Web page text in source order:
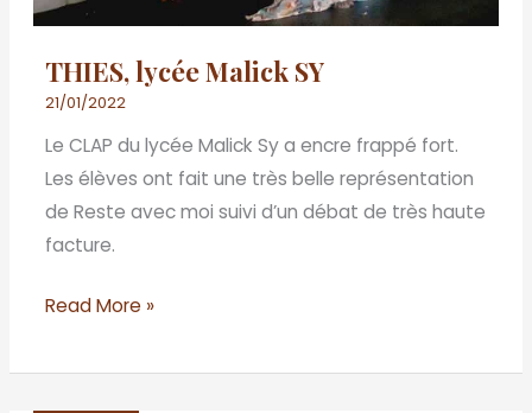
THIES, lycée Malick SY
21/01/2022
Le CLAP du lycée Malick Sy a encre frappé fort.
Les élèves ont fait une très belle représentation
de Reste avec moi suivi d’un débat de très haute
facture.
Read More »